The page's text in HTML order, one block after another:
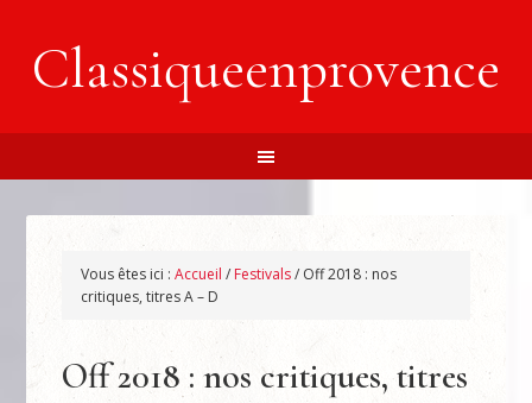
Classiqueenprovence
Vous êtes ici :Accueil / Festivals/ Off 2018 : nos
critiques, titres A – D
Off 2018 : nos critiques, titres